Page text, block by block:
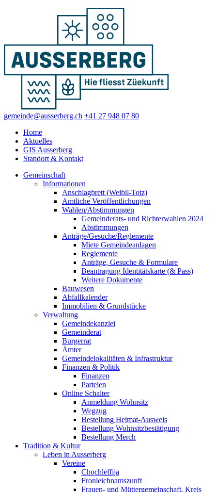
gemeinde@ausserberg.ch +41 27 948 07 80
Home
Aktuelles
GIS Ausserberg
Standort & Kontakt
Gemeinschaft
Informationen
Anschlagbrett (Weibil-Totz)
Amtliche Veröffentlichungen
Wahlen/Abstimmungen
Gemeinderats- und Richterwahlen 2024
Abstimmungen
Anträge/Gesuche/Reglemente
Miete Gemeindeanlagen
Reglemente
Anträge, Gesuche & Formulare
Beantragung Identitätskarte (& Pass)
Weitere Dokumente
Bauwesen
Abfallkalender
Immobilien & Grundstücke
Verwaltung
Gemeindekanzlei
Gemeinderat
Burgerrat
Ämter
Gemeindelokalitäten & Infrastruktur
Finanzen & Politik
Finanzen
Parteien
Online Schalter
Anmeldung Wohnsitz
Wegzug
Bestellung Heimat-Ausweis
Bestellung Wohnsitzbestätigung
Bestellung Merch
Tradition & Kultur
Leben in Ausserberg
Vereine
Chochleffija
Fronleichnamszunft
Frauen- und Müttergemeinschaft, Kreis